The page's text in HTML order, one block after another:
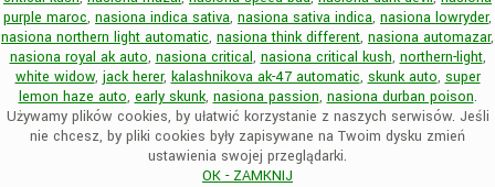
purple maroc, nasiona indica sativa, nasiona sativa indica, nasiona lowryder,
nasiona northern light automatic, nasiona think different, nasiona automazar,
nasiona royal ak auto, nasiona critical, nasiona critical kush, northern-light,
white widow, jack herer, kalashnikova ak-47 automatic, skunk auto, super
lemon haze auto, early skunk, nasiona passion, nasiona durban poison.
Używamy plików cookies, by ułatwić korzystanie z naszych serwisów. Jeśli
nie chcesz, by pliki cookies były zapisywane na Twoim dysku zmień
ustawienia swojej przeglądarki.
OK - ZAMKNIJ